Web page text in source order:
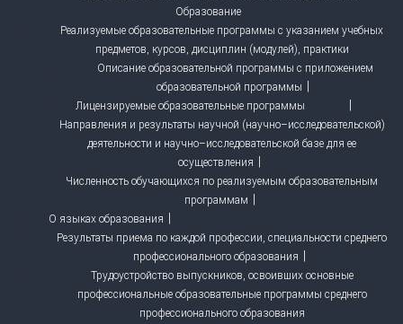
Образование
Реализуемые образовательные программы с указанием учебных
предметов, курсов, дисциплин (модулей), практики
Описание образовательной программы с приложением
образовательной программы
Лицензируемые образовательные программы
Направления и результаты научной (научно–исследовательской)
деятельности и научно–исследовательской базе для ее
осуществления
Численность обучающихся по реализуемым образовательным
программам
О языках образования
Результаты приема по каждой профессии, специальности среднего
профессионального образования
Трудоустройство выпускников, освоивших основные
профессиональные образовательные программы среднего
профессионального образования